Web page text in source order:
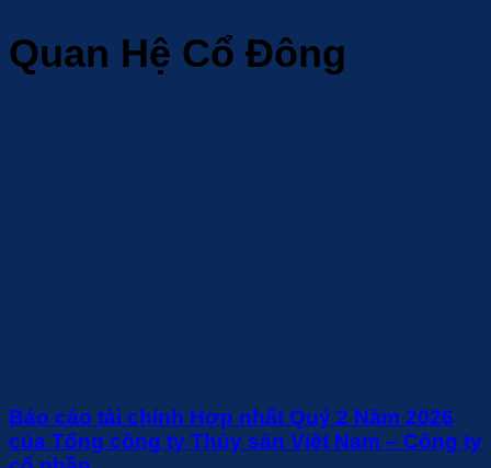
Quan Hệ Cổ Đông
Báo cáo tài chính Hợp nhất Quý 2 Năm 2026
của Tổng công ty Thủy sản Việt Nam – Công ty